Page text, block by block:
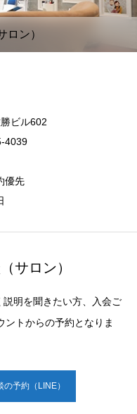
ロン）
ビル602
4039
優先
サロン）
明を聞きたい方、入会ご
トからの予約となりま
の予約（LINE）